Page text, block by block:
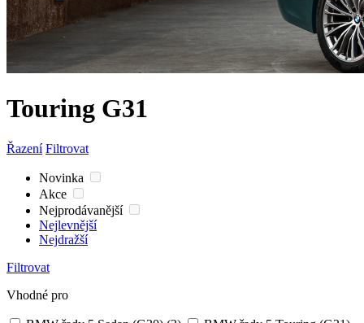
Touring G31
Řazení Filtrovat
Novinka
Akce
Nejprodávanější
Nejlevnější
Nejdražší
Filtrovat
Vhodné pro